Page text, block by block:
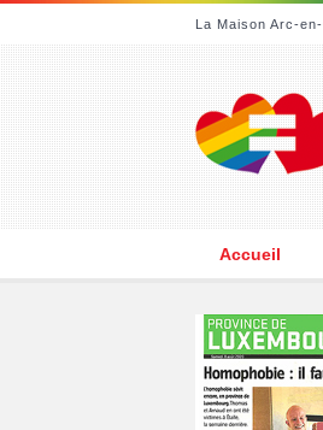
La Maison Arc-
Accueil